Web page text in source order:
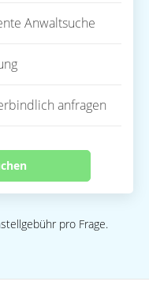
Anwaltsuche
anfragen
pro Frage.